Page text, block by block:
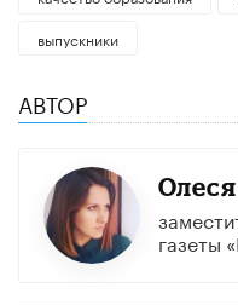
выпускники
АВТОР
газеты